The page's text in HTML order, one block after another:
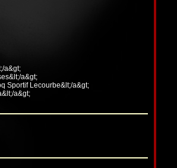
a&gt;
a&gt;
Sportif Lecourbe&lt;/a&gt;
a&gt;